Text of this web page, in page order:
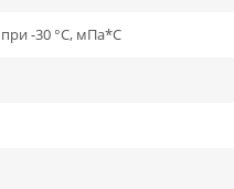
-30 °C, мПа*С